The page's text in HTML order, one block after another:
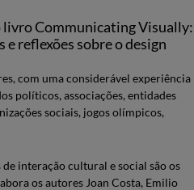
livro Communicating Visually:
e reflexões sobre o design
com uma considerável experiência
políticos, associações, entidades
sociais, jogos olímpicos,
interação cultural e social são os
os autores Joan Costa, Emilio